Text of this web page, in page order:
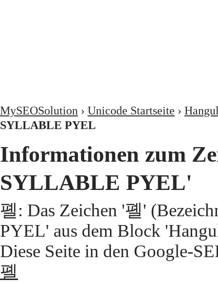
MySEOSolution › Unicode Startseite ›
SYLLABLE PYEL
Informationen zum
SYLLABLE PYEL'
폘: Das Zeichen '폘'
PYEL' aus dem Block
Diese Seite in den Google-
폘